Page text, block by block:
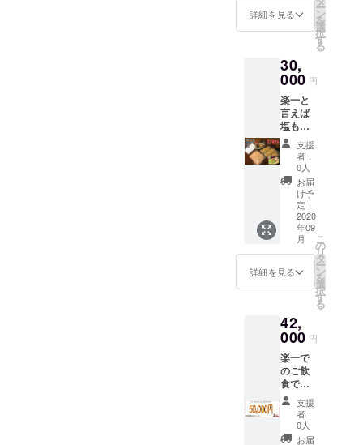
りま
す。 最
2022年
4月と
なって
おりま
す
産牛も
450g 濃
プ約4人
前 ゴ
の爪 〆
の麺 上
記を2
セット
お届け
します
キャベ
ツなど
のお野
菜はお
好みで
ご支援
者さま
にてご
メのお
召し上
も一緒
に同梱
いたし
ます。
賞味期
限は冷
凍で90
です お
釣りの
トとな
ります
ご了承
下さい
ませ
詳細を見る ー
ン
を
選
択
す
る
30,
000 円
楽一と
言えば
塩もつ
鍋とい
うくら
いこの
鍋で14
年間勝
負して
きまし
た。 是
非遠方
の皆さ
まや、
まだお
なられ
てない
方々に
返礼品
とはな
ります
が召し
上がっ
て頂き
たいで
支援
者：
0人
お届
け予
定：
2020
年09
月
詳細を見る
こ
の
リ
タ
ー
ン
を
選
択
す
る
42,
000 円
楽一で
のご飲
食でご
利用頂
ける
50,000
円のお
支援
者：
0人
お届